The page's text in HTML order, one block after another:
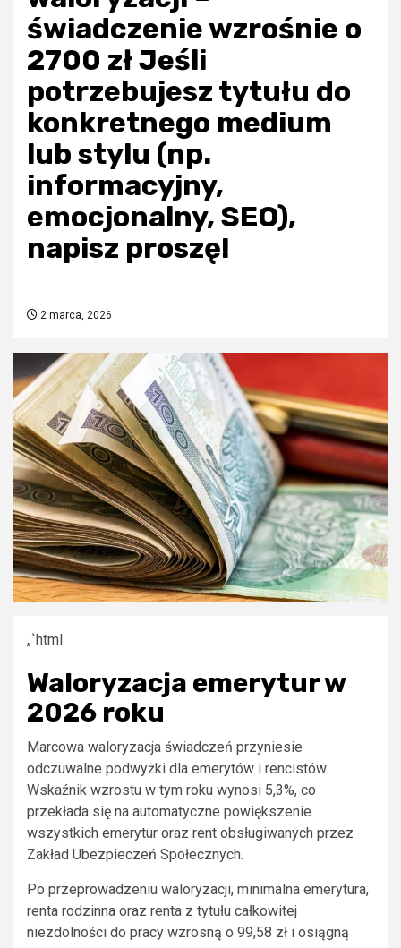
świadczenie wzrośnie o
2700 zł Jeśli
potrzebujesz tytułu do
konkretnego medium
lub stylu (np.
informacyjny,
emocjonalny, SEO),
napisz proszę!
2 marca, 2026
„`html
Waloryzacja emerytur w
2026 roku
Marcowa waloryzacja świadczeń przyniesie
odczuwalne podwyżki dla emerytów i rencistów.
Wskaźnik wzrostu w tym roku wynosi 5,3%, co
przekłada się na automatyczne powiększenie
wszystkich emerytur oraz rent obsługiwanych przez
Zakład Ubezpieczeń Społecznych.
Po przeprowadzeniu waloryzacji, minimalna emerytura,
renta rodzinna oraz renta z tytułu całkowitej
niezdolności do pracy wzrosną o 99,58 zł i osiągną